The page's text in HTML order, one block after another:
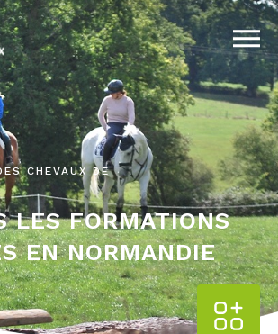
CHEVAUX DE
LES FORMATIONS
EN NORMANDIE